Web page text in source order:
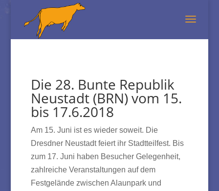
Die 28. Bunte Republik
Neustadt (BRN) vom 15.
bis 17.6.2018
Am 15. Juni ist es wieder soweit. Die
Dresdner Neustadt feiert ihr Stadtteilfest. Bis
zum 17. Juni haben Besucher Gelegenheit,
zahlreiche Veranstaltungen auf dem
Festgelände zwischen Alaunpark und